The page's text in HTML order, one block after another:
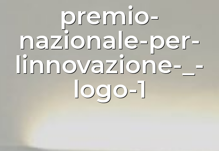
premio-
nazionale-per-
linnovazione-_-
logo-1